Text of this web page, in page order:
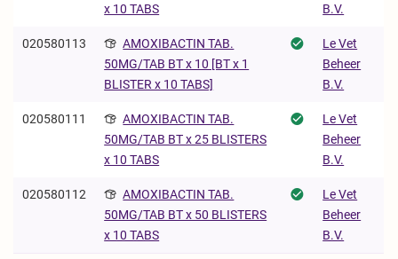
x 10 TABS
B.V.
020580113
AMOXIBACTIN TAB.
50MG/TAB BT x 10 [BT x 1
BLISTER x 10 TABS]
Le Vet
Beheer
B.V.
020580111
AMOXIBACTIN TAB.
50MG/TAB BT x 25 BLISTERS
x 10 TABS
Le Vet
Beheer
B.V.
020580112
AMOXIBACTIN TAB.
50MG/TAB BT x 50 BLISTERS
x 10 TABS
Le Vet
Beheer
B.V.